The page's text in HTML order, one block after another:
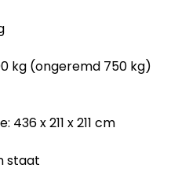
kg (ongeremd 750 kg)
x 211 x 211 cm
staat